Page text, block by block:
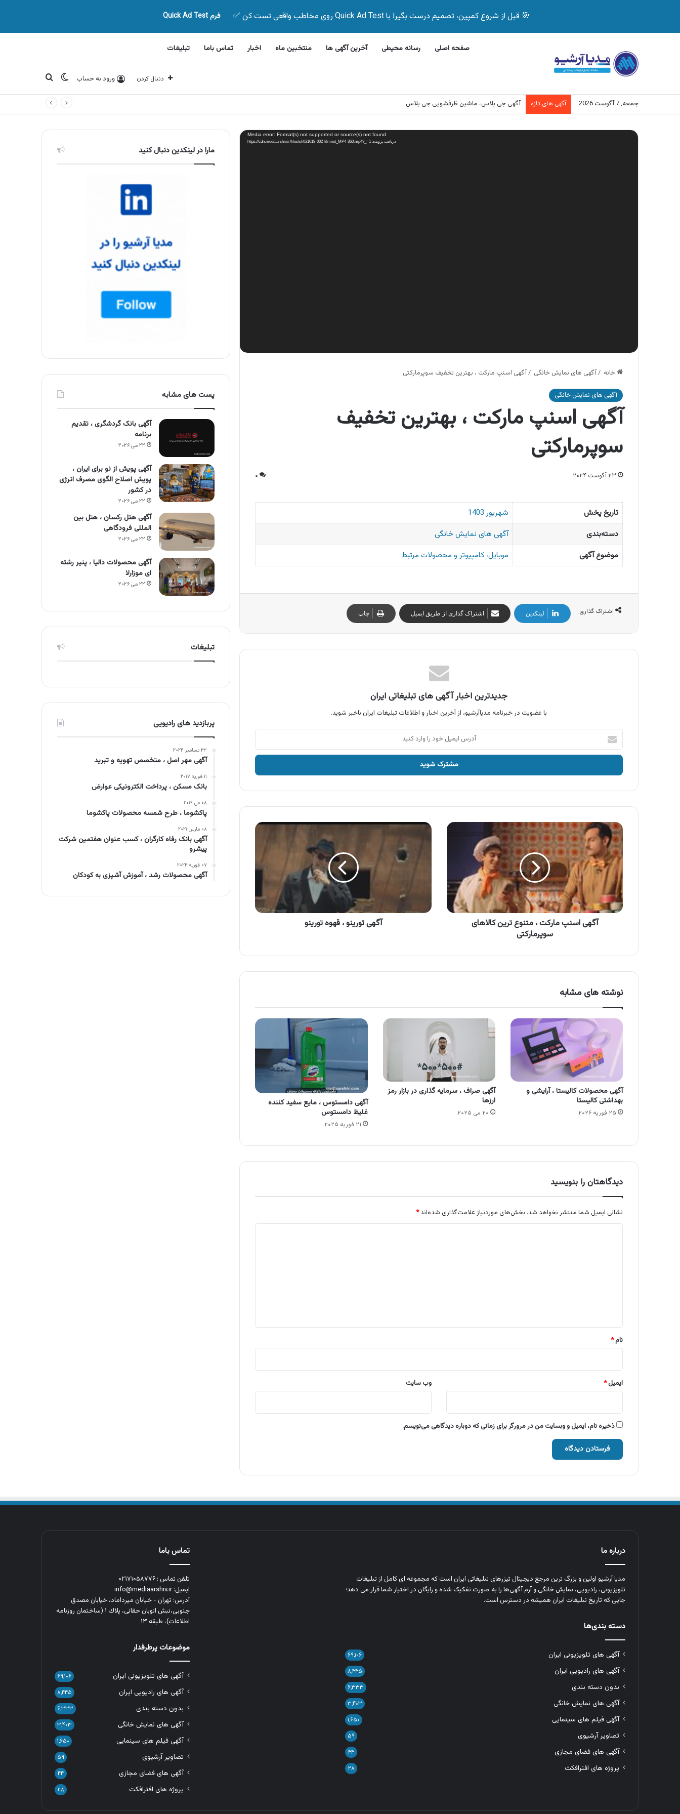
🎯 قبل از شروع کمپین، تصمیم درست بگیر! با Quick Ad Test روی مخاطب واقعی تست کن ✅ فرم Quick Ad Test
صفحه اصلی رسانه محیطی آخرین آگهی ها منتخبین ماه اخبار تماس باما تبلیغات
دنبال کردن ورود به حساب تغییر پوسته
جستجو برای
جمعه, 7 آگوست 2026 آگهی های تازه آگهی جی پلاس، ماشین ظرفشویی جی پلاس
نمایشگر
ویدیو Media error: Format(s) not supported or source(s) not found
دریافت پرونده: https://cdn.mediaarshiv.ir/files/sh031018-002-filmnet_MP4-360.mp4?_=1
خانه /آگهی های نمایش خانگی /آگهی اسنپ مارکت ، بهترین تخفیف سوپرمارکتی
آگهی های نمایش خانگی
آگهی اسنپ مارکت ، بهترین تخفیف
سوپرمارکتی
۲۳ آگوست ۲۰۲۴ ۰
تاریخ پخش
شهریور 1403
دسته‌بندی
آگهی های نمایش خانگی
موضوع آگهی
موبایل، کامپیوتر و محصولات مرتبط
اشتراک گذاری لینکدین اشتراک گذاری از طریق ایمیل چاپ
جدیدترین اخبار آگهی های تبلیغاتی ایران
با عضویت در خبرنامه مدیاآرشیو، از آخرین اخبار و اطلاعات تبلیغات ایران باخبر شوید.
آدرس
ایمیل
خود
وارد
آگهی
اسنپ
مارکت
،
متنوع
ترین
کالاهای
سوپرمارکتی
آگهی اسنپ مارکت ، متنوع ترین کالاهای
سوپرمارکتی
آگهی
تورینو
قهوه
آگهی تورینو ، قهوه تورینو
نوشته های مشابه
آگهی محصولات کالیستا ، آرایشی و
بهداشتی کالیستا
۲۵ فوریه ۲۰۲۶
آگهی صراف ، سرمایه گذاری در بازار رمز
ارزها
۲۰ می ۲۰۲۵
آگهی دامستوس ، مایع سفید کننده
غلیظ دامستوس
۲۱ فوریه ۲۰۲۵
دیدگاهتان را بنویسید
نشانی ایمیل شما منتشر نخواهد شد. بخش‌های موردنیاز علامت‌گذاری شده‌اند*
نام*
ایمیل* وب‌ سایت
ذخیره نام، ایمیل و وبسایت من در مرورگر برای زمانی که دوباره دیدگاهی می‌نویسم.
مارا در لینکدین دنبال کنید
پست های مشابه
آگهی بانک گردشگری ، تقدیم
برنامه
۲۲ می ۲۰۲۶
آگهی پویش از نو برای ایران ،
پویش اصلاح الگوی مصرف انرژی
در کشور
۲۲ می ۲۰۲۶
آگهی هتل رکسان ، هتل بین
المللی فرودگاهی
۲۲ می ۲۰۲۶
آگهی محصولات دالیا ، پنیر رشته
ای موزارلا
۲۲ می ۲۰۲۶
تبلیغات
پربازدید های رادیویی
۲۳ دسامبر ۲۰۲۴
آگهی مهر اصل ، متخصص تهویه و تبرید
۱۱ فوریه ۲۰۱۷
بانک مسکن ، پرداخت الکترونیکی عوارض
۰۸ می ۲۰۱۹
پاکشوما ، طرح شمسه محصولات پاکشوما
۰۸ مارس ۲۰۲۱
آگهی بانک رفاه کارگران ، کسب عنوان هفتمین شرکت
پیشرو
۰۷ فوریه ۲۰۲۴
آگهی محصولات رشد ، آموزش آشپزی به کودکان
درباره ما
مدیا آرشیو اولین و بزرگ‌ ترین مرجع دیجیتال تیزرهای تبلیغاتی ایران است که مجموعه‌ ای کامل از تبلیغات
تلویزیونی، رادیویی، نمایش خانگی و آرم‌ آگهی‌ها را به‌ صورت تفکیک‌ شده و رایگان در اختیار شما قرار می‌ دهد؛
جایی که تاریخ تبلیغات ایران همیشه در دسترس است.
دسته بندی‌ها
آگهی های تلویزیونی ایران ۶۹,۱۰۶
آگهی های رادیویی ایران ۸,۴۴۵
بدون دسته بندی ۶,۳۳۳
آگهی های نمایش خانگی ۳,۴۰۳
آگهی فیلم های سینمایی ۱,۶۵۰
تصاویر آرشیوی ۵۹
آگهی های فضای مجازی ۴۴
پروژه های افترافکت ۲۸
تماس باما
تلفن تماس : ۰۲۱۷۱۰۵۸۷۷۶
ایمیل: info@mediaarshiv.ir
آدرس: تهران - خیابان میرداماد، خیابان مصدق
جنوبی،نبش اتوبان حقانی، پلاك ١ (ساختمان روزنامه
اطلاعات)، طبقه ۱۳
موضوعات پرطرفدار
آگهی های تلویزیونی ایران ۶۹,۱۰۶
آگهی های رادیویی ایران ۸,۴۴۵
بدون دسته بندی ۶,۳۳۳
آگهی های نمایش خانگی ۳,۴۰۳
آگهی فیلم های سینمایی ۱,۶۵۰
تصاویر آرشیوی ۵۹
آگهی های فضای مجازی ۴۴
پروژه های افترافکت ۲۸